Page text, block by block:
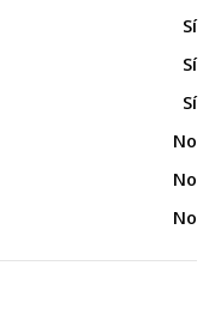
Sí
Sí
Sí
No
No
No